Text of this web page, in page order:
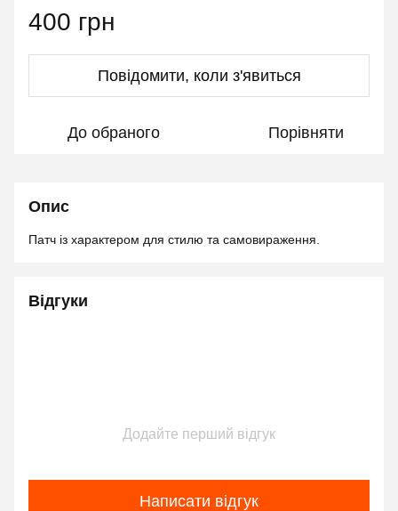
400 грн
Повідомити, коли з'явиться
До обраного Порівняти
Опис
Патч із характером для стилю та самовираження.
Відгуки
Додайте перший відгук
Написати відгук